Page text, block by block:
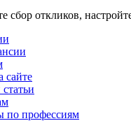
сбор откликов,
сайте
по профессиям